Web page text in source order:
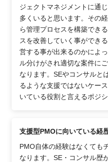
ジェクトマネジメントに通
多くいると思います。その
ら管理プロセスを構築でき
スを改善していく事ができ
営する事が出来るのかによ
ル分けがされ適切な案件に
なります。SEやコンサルと
るような支援ではないケー
いている役割と言えるポジ
支援型PMOに向いている経
PMO自体の経験はなくても
なります。SE・コンサル歴